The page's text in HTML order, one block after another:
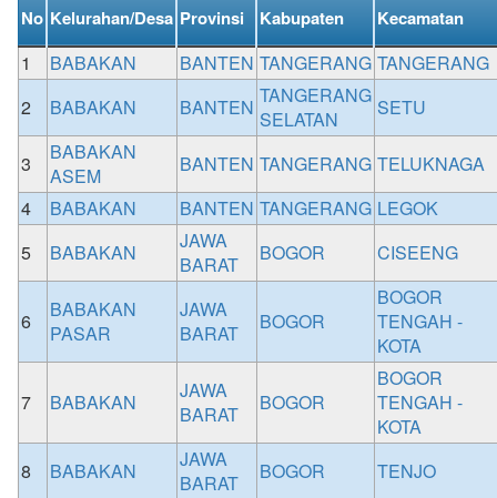
No Kelurahan/Desa Provinsi Kabupaten Kecamatan
1 BABAKAN BANTEN TANGERANG TANGERANG
2
BABAKAN BANTEN TANGERANG
SELATAN
SETU
3
BABAKAN
ASEM
BANTEN TANGERANG TELUKNAGA
4
BABAKAN BANTEN TANGERANG LEGOK
5
BABAKAN
JAWA
BARAT
BOGOR CISEENG
6
BABAKAN
PASAR
JAWA
BARAT
BOGOR
BOGOR
TENGAH -
KOTA
7 BABAKAN
JAWA
BARAT
BOGOR
BOGOR
TENGAH -
KOTA
8
BABAKAN
JAWA
BARAT
BOGOR TENJO